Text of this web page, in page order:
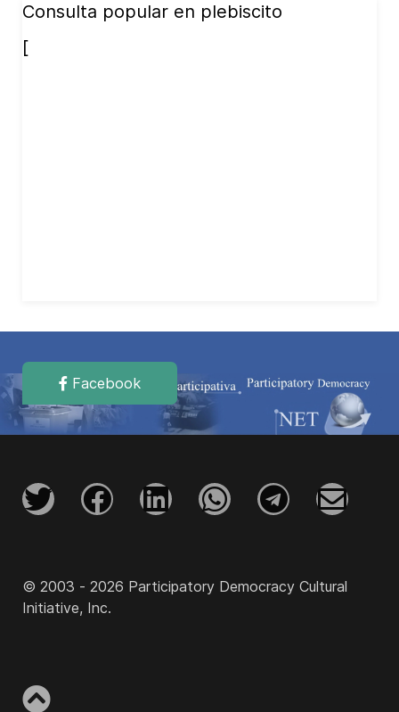
Consulta popular en plebiscito
[
Facebook
© 2003 - 2026 Participatory Democracy Cultural
Initiative, Inc.